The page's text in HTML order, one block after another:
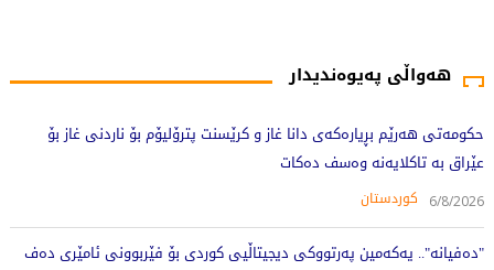
هەواڵی پەیوەندیدار
حکومەتی هەرێم بڕیارەکەی دانا غاز و کرێسنت پترۆلیۆم بۆ ناردنی غاز بۆ
عێراق بە تاکلایەنە وەسف دەکات
6/8/2026 کوردستان
"دەفیانە".. یەکەمین پەرتووکی دیجیتاڵیی کوردی بۆ فێربوونی ئامێری دەف